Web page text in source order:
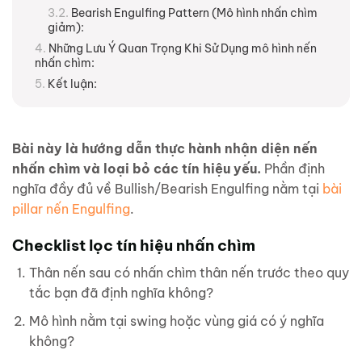
Bearish Engulfing Pattern (Mô hình nhấn chìm
giảm):
Những Lưu Ý Quan Trọng Khi Sử Dụng mô hình nến
nhấn chìm:
Kết luận:
Bài này là hướng dẫn thực hành nhận diện nến
nhấn chìm và loại bỏ các tín hiệu yếu. Phần định
nghĩa đầy đủ về Bullish/Bearish Engulfing nằm tại bài
pillar nến Engulfing.
Checklist lọc tín hiệu nhấn chìm
Thân nến sau có nhấn chìm thân nến trước theo quy
tắc bạn đã định nghĩa không?
Mô hình nằm tại swing hoặc vùng giá có ý nghĩa
không?